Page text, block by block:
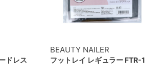
ドレス
BEAUTY NAILER
フットレイ レギュラー FTR-1